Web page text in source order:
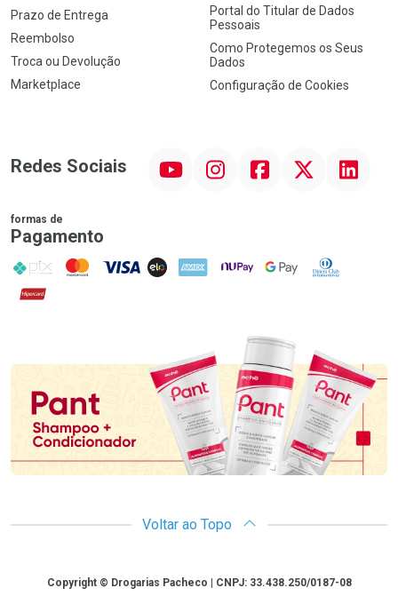
Prazo de Entrega
Reembolso
Troca ou Devolução
Marketplace
Portal do Titular de Dados
Pessoais
Como Protegemos os Seus
Dados
Configuração de Cookies
Redes Sociais InstagramFacebook Linkedin
formas de
Pagamento
PIX MasterCard
VISA ELO AMEX NuPay Google PayDiners Club
Hipercard
Promoção em Destaque
Voltar ao Topo
CopyrightCopyright © Drogarias Pacheco | CNPJ: 33.438.250/0187-08